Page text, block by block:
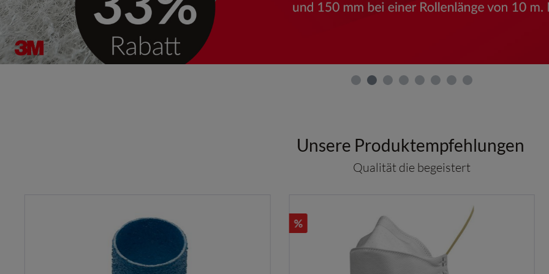
Unsere Produktempfehlungen
Qualität die begeistert
%